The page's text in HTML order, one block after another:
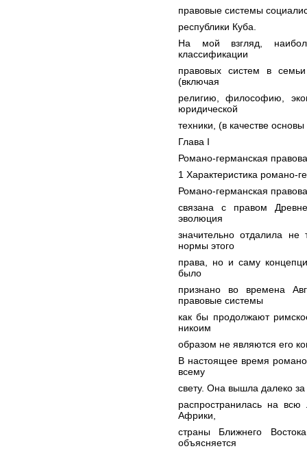
правовые системы
республики Куба.
На мой взгляд,
классификации
правовых систем в
(включая
религию, философию,
юридической
техники, (в качестве
Глава I
Романо-германская
1 Характеристика романо-
Романо-германская
связана с правом
эволюция
значительно отдалила не
нормы этого
права, но и саму
было
признано во времена
правовые системы
как бы продолжают
никоим
образом не являются его
В настоящее время
всему
свету. Она вышла далеко
распространилась на всю
Африки,
страны Ближнего
объясняется